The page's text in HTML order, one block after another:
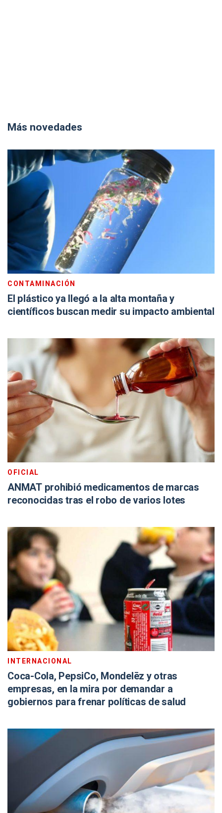
Más novedades
CONTAMINACIÓN
El plástico ya llegó a la alta montaña y
científicos buscan medir su impacto ambiental
OFICIAL
ANMAT prohibió medicamentos de marcas
reconocidas tras el robo de varios lotes
INTERNACIONAL
Coca-Cola, PepsiCo, Mondelēz y otras
empresas, en la mira por demandar a
gobiernos para frenar políticas de salud